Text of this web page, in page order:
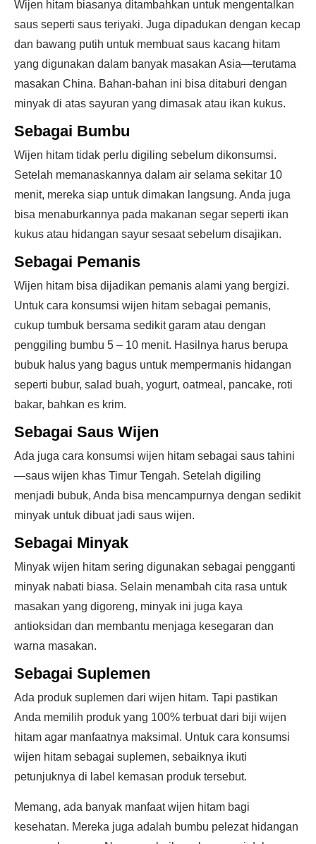
Wijen hitam biasanya ditambahkan untuk mengentalkan
saus seperti saus teriyaki. Juga dipadukan dengan kecap
dan bawang putih untuk membuat saus kacang hitam
yang digunakan dalam banyak masakan Asia—terutama
masakan China. Bahan-bahan ini bisa ditaburi dengan
minyak di atas sayuran yang dimasak atau ikan kukus.
Sebagai Bumbu
Wijen hitam tidak perlu digiling sebelum dikonsumsi.
Setelah memanaskannya dalam air selama sekitar 10
menit, mereka siap untuk dimakan langsung. Anda juga
bisa menaburkannya pada makanan segar seperti ikan
kukus atau hidangan sayur sesaat sebelum disajikan.
Sebagai Pemanis
Wijen hitam bisa dijadikan pemanis alami yang bergizi.
Untuk cara konsumsi wijen hitam sebagai pemanis,
cukup tumbuk bersama sedikit garam atau dengan
penggiling bumbu 5 – 10 menit. Hasilnya harus berupa
bubuk halus yang bagus untuk mempermanis hidangan
seperti bubur, salad buah, yogurt, oatmeal, pancake, roti
bakar, bahkan es krim.
Sebagai Saus Wijen
Ada juga cara konsumsi wijen hitam sebagai saus tahini
—saus wijen khas Timur Tengah. Setelah digiling
menjadi bubuk, Anda bisa mencampurnya dengan sedikit
minyak untuk dibuat jadi saus wijen.
Sebagai Minyak
Minyak wijen hitam sering digunakan sebagai pengganti
minyak nabati biasa. Selain menambah cita rasa untuk
masakan yang digoreng, minyak ini juga kaya
antioksidan dan membantu menjaga kesegaran dan
warna masakan.
Sebagai Suplemen
Ada produk suplemen dari wijen hitam. Tapi pastikan
Anda memilih produk yang 100% terbuat dari biji wijen
hitam agar manfaatnya maksimal. Untuk cara konsumsi
wijen hitam sebagai suplemen, sebaiknya ikuti
petunjuknya di label kemasan produk tersebut.
Memang, ada banyak manfaat wijen hitam bagi
kesehatan. Mereka juga adalah bumbu pelezat hidangan